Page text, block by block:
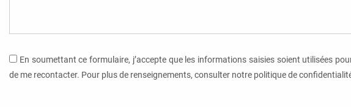
En soumettant ce formulaire, j’accepte que les informations saisies soient utilisées
de me recontacter. Pour plus de renseignements, consulter notre politique de